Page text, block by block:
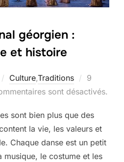
géorgien :
et histoire
Culture,Traditions
Publié
le
9
sont désactivés.
sont bien plus que des
la vie, les valeurs et
Chaque danse est un petit
musique, le costume et les